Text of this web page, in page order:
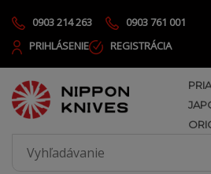
0903 214 263 0903 761 001
PRIHLÁSENIE
REGISTRÁCIA